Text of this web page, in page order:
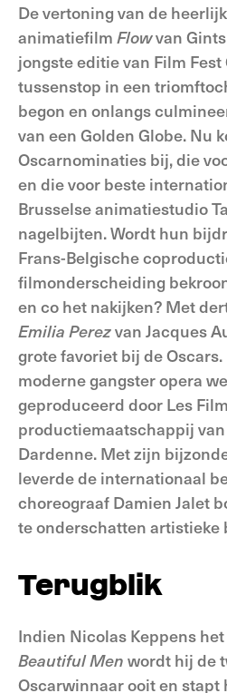
De vertoning van de
animatiefilm Flowvan
jongste editie van Film
tussenstop in een
begon en onlangs
van een Golden Globe. Nu
Oscarnominaties bij, die
en die voor beste
Brusselse animatiestudio
nagelbijten. Wordt hun
Frans-Belgische
filmonderscheiding
en co het nakijken? Met
Emilia Perezvan Jacques
grote favoriet bij de
moderne gangster opera
geproduceerd door Les
productiemaatschappij
Dardenne. Met zijn
leverde de internationaal
choreograaf Damien Jalet
te onderschatten artistieke
Terugblik
Indien Nicolas Keppens
Beautiful Men wordt hij de
Oscarwinnaar ooit en stapt